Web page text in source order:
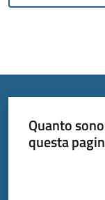
argomenti...
Seguici
su
Quanto
questa